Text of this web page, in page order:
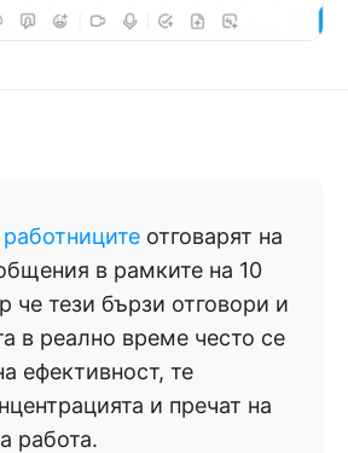
отговарят на
в рамките на 10
че тези бързи отговори и
в реално време често се
ефективност, те
и пречат на
работа.